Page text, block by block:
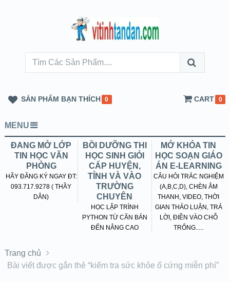
SẢN PHẨM BẠN THÍCH 0 CART 0
MENU
ĐANG MỞ LỚP
TIN HỌC VĂN
PHÒNG
HÃY ĐĂNG KÝ NGAY ĐT:
093.717.9278 ( THẦY
DÂN)
BỒI DƯỠNG THI
HỌC SINH GIỎI
CẤP HUYỆN,
TỈNH VÀ VÀO
TRƯỜNG
CHUYÊN
HỌC LẬP TRÌNH
PYTHON TỪ CĂN BẢN
ĐẾN NÂNG CAO
MỞ KHÓA TIN
HỌC SOẠN GIÁO
ÁN E-LEARNING
CÂU HỎI TRẮC NGHIỆM
(A,B,C,D), CHÈN ÂM
THANH, VIDEO, THỜI
GIAN THẢO LUẬN, TRẢ
LỜI, ĐIỀN VÀO CHỖ
TRỐNG.....
Trang chủ
Bài viết được gắn thẻ “kiểm tra sức khỏe ổ cứng miễn phí”